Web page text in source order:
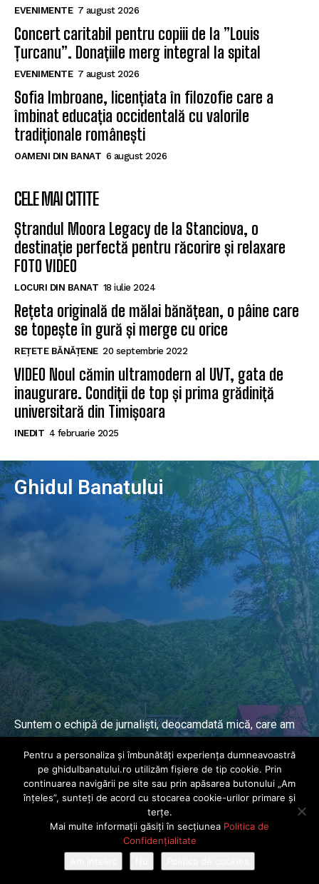
EVENIMENTE 7 august 2026
Concert caritabil pentru copiii de la ”Louis
Țurcanu”. Donațiile merg integral la spital
EVENIMENTE 7 august 2026
Sofia Imbroane, licențiata în filozofie care a
îmbinat educația occidentală cu valorile
tradiționale românești
OAMENI DIN BANAT 6 august 2026
CELE MAI CITITE
Ștrandul Moora Legacy de la Stanciova, o
destinație perfectă pentru răcorire și relaxare
FOTO VIDEO
LOCURI DIN BANAT 18 iulie 2024
Rețeta originală de mălai bănățean, o pâine care
se topește în gură și merge cu orice
REȚETE BĂNĂȚENE 20 septembrie 2022
VIDEO Noul cămin ultramodern al UVT, gata de
inaugurare. Condiții de top și prima grădiniță
universitară din Timișoara
INEDIT 4 februarie 2025
Ghidul Banatului
Suntem o echipă de jurnaliști, deocamdată mică, care am
ani.
© Ghidul Banatului 2025. Toate drepturile rezervate · Dezvoltat de
Power Media FX
Pentru a personaliza și îmbunătăți experiența dumneavoastră
pe ghidulbanatului.ro utilizăm fișiere de tip cookie. Prin
continuarea navigării pe site sau prin apăsarea butonului „Am
înțeles”, sunteți de acord cu stocarea cookie-urilor primare și
terțe.
Mai multe informații găsiți în secțiunea Politica de
Confidențialitate